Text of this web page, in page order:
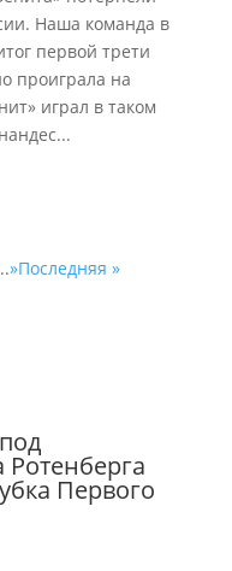
Наша команда в
первой трети
проиграла на
играл в таком
»Последняя »
Первого